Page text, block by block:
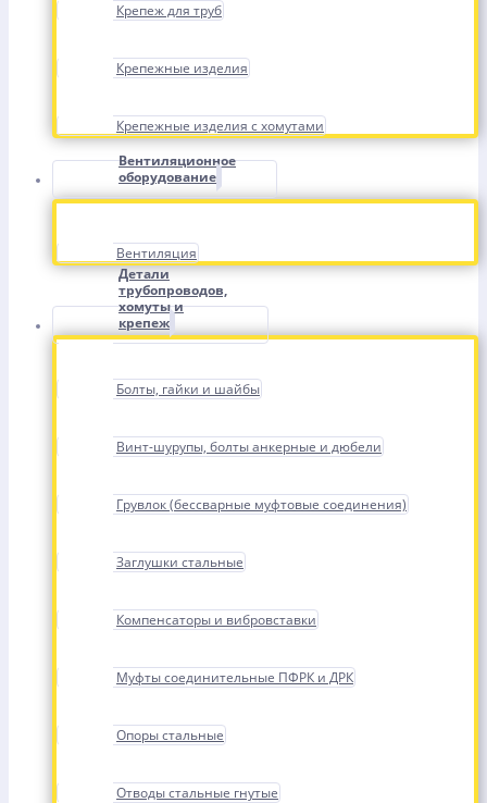
Крепеж для труб
Крепежные изделия
Крепежные изделия с хомутами
Вентиляционное
оборудование
Вентиляция
Детали
трубопроводов,
хомуты и
крепеж
Болты, гайки и шайбы
Винт-шурупы, болты анкерные и дюбели
Грувлок (бессварные муфтовые соединения)
Заглушки стальные
Компенсаторы и вибровставки
Муфты соединительные ПФРК и ДРК
Опоры стальные
Отводы стальные гнутые